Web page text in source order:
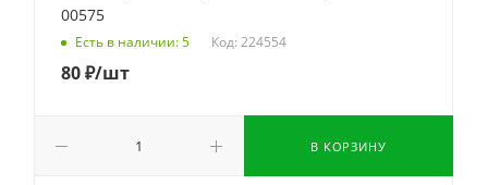
00575
Есть в наличии: 5 Код: 224554
80₽/шт
В КОРЗИНУ